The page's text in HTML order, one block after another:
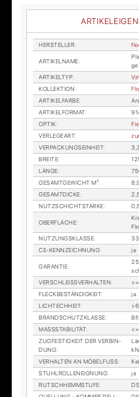
HER­STEL­LER:
AR­TI­KEL­NA­ME:
ge
AR­TI­KEL­TYP:
KOL­LEK­TI­ON:
AR­TI­KEL­FAR­BE:
AR­TI­KEL­FOR­MAT:
OP­TIK:
VER­LE­GE­ART:
VER­PA­CKUNGS­EIN­HEIT:
BREI­TE:
LÄN­GE:
GE­SAMT­GE­WICHT M²:
GE­SAMT­DI­CKE:
NUTZ­SCHICHT­STÄR­KE:
OBER­FLÄ­CHE:
NUT­ZUNGS­KLAS­SE:
CE-KENN­ZEICH­NUNG: ja
GA­RAN­TIE:
VER­SCHLEISS­VER­HAL­TEN:
FLECK­BE­STÄN­DIG­KEIT:
ja
LICH­TECH­HEIT:
>6
BRAND­SCHUTZ­KLAS­SE:
MASS­STA­BI­LI­TÄT:
ZUG­FES­TIG­KEIT DER VER­BIN­
DUNG:
VER­HAL­TEN AN MÖ­BEL­FUSS:
STUHL­ROL­LEN­EIG­NUNG:
ja
RUTSCH­HEMM­STU­FE:
DS